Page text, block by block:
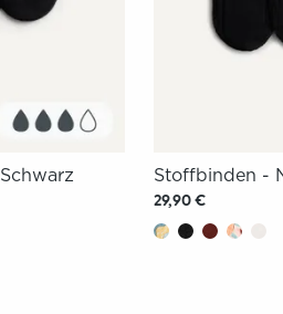
Stoffbinden -
29,90 €